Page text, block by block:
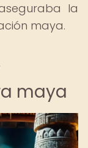
la
maya.
maya